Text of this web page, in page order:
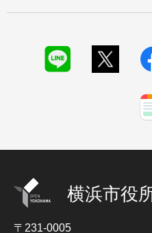
横浜市役
〒231-0005